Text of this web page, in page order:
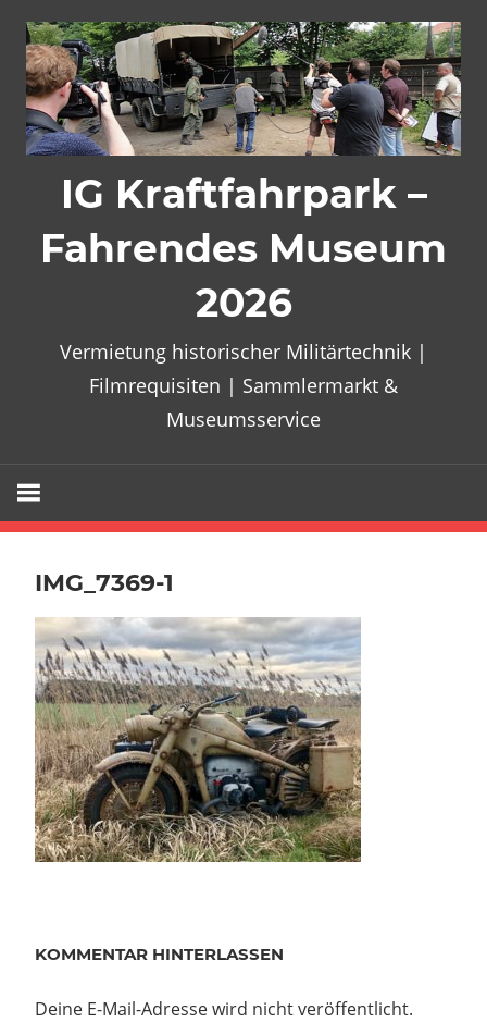
Inhalt
springen
IG Kraftfahrpark –
Fahrendes Museum
2026
Vermietung historischer Militärtechnik |
Filmrequisiten | Sammlermarkt &
Museumsservice
IMG_7369-1
KOMMENTAR HINTERLASSEN
Deine E-Mail-Adresse wird nicht veröffentlicht.